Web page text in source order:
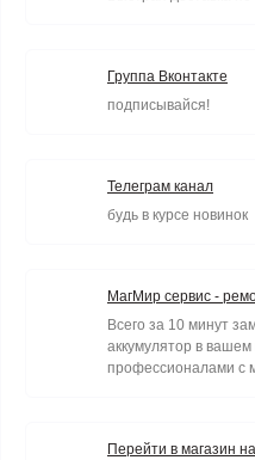
Группа Вконтакте
подписывайся!
Телеграм канал
будь в курсе новинок
МагМир сервис -
Всего за 10 минут
аккумулятор в
профессионалами с
Перейти в магазин